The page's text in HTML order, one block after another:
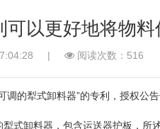
以更好地将物
| 阅读次数：516
的犁式卸料器”的专利，授权公
卸料器，包含运送器护板，所